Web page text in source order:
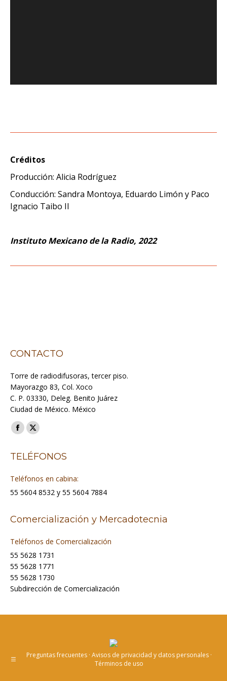
Créditos
Producción: Alicia Rodríguez
Conducción: Sandra Montoya, Eduardo Limón y Paco
Ignacio Taibo II
Instituto Mexicano de la Radio, 2022
CONTACTO
Torre de radiodifusoras, tercer piso.
Mayorazgo 83, Col. Xoco
C. P. 03330, Deleg. Benito Juárez
Ciudad de México. México
Encuéntranos en:
Facebook
opens
X
opens
window
TELÉFONOS
Teléfonos en cabina:
55 5604 8532 y 55 5604 7884
Comercialización y Mercadotecnia
Teléfonos de Comercialización
55 5628 1731
55 5628 1771
55 5628 1730
Subdirección de Comercialización
Preguntas frecuentes · Avisos de privacidad y datos personales ·
Términos de uso